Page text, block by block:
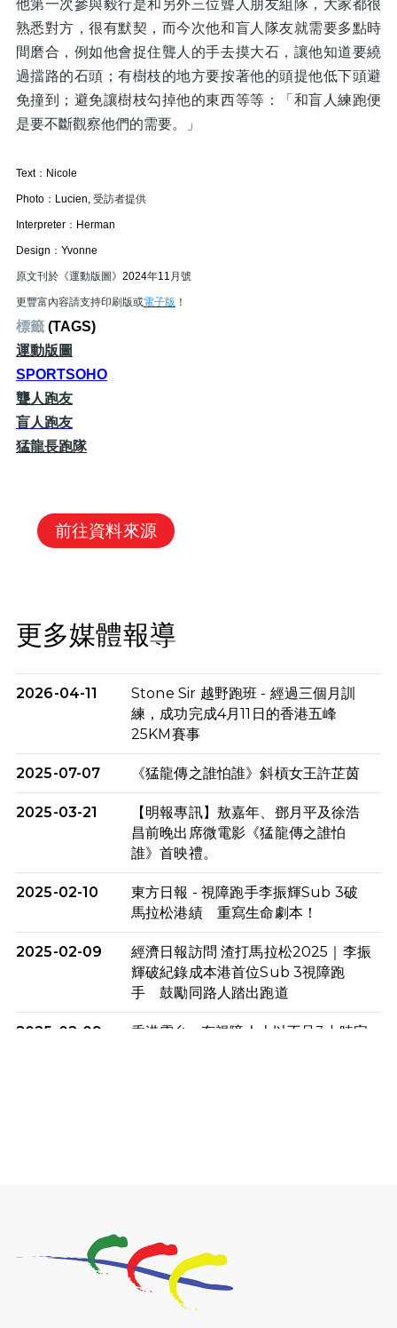
他第一次參與毅行是和另外三位聾人朋友組隊，大家都很
熟悉對方，很有默契，而今次他和盲人隊友就需要多點時
間磨合，例如他會捉住聾人的手去摸大石，讓他知道要繞
過擋路的石頭；有樹枝的地方要按著他的頭提他低下頭避
免撞到；避免讓樹枝勾掉他的東西等等：「和盲人練跑便
是要不斷觀察他們的需要。」
Text： Nicole
Photo： Lucien, 受訪者提供
Interpreter： Herman
Design ： Yvonne
原文刊於《運動版圖》 2024年11 月號
更豐富內容請支持印刷版或電子版 ！
標籤(TAGS)
運動版圖
SPORTSOHO
聾人跑友
盲人跑友
猛龍長跑隊
前往資料來源
更多媒體報導
2026-04-11
Stone Sir 越野跑班 - 經過三個月訓
練，成功完成4月11日的香港五峰
25KM賽事
2025-07-07 《猛龍傳之誰怕誰》斜槓女王許芷茵
2025-03-21
【明報專訊】敖嘉年、鄧月平及徐浩
昌前晚出席微電影《猛龍傳之誰怕
誰》首映禮。
2025-02-10
東方日報 - 視障跑手李振輝Sub 3破
馬拉松港績 重寫生命劇本！
2025-02-09
經濟日報訪問 渣打馬拉松2025｜李振
輝破紀錄成本港首位Sub 3視障跑
手 鼓勵同路人踏出跑道
2025-02-09
香港電台 - 有視障人士以不足3小時完
成就毅行壯舉
尋找跑會的故事 #23 | 猛龍長跑會 -
Why Not Run